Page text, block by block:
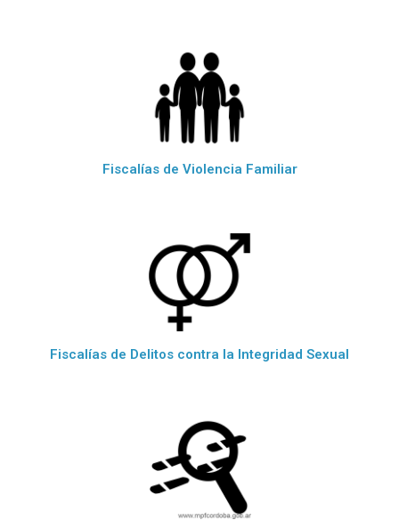
Fiscalías de Violencia Familiar
Fiscalías de Delitos contra la Integridad Sexual